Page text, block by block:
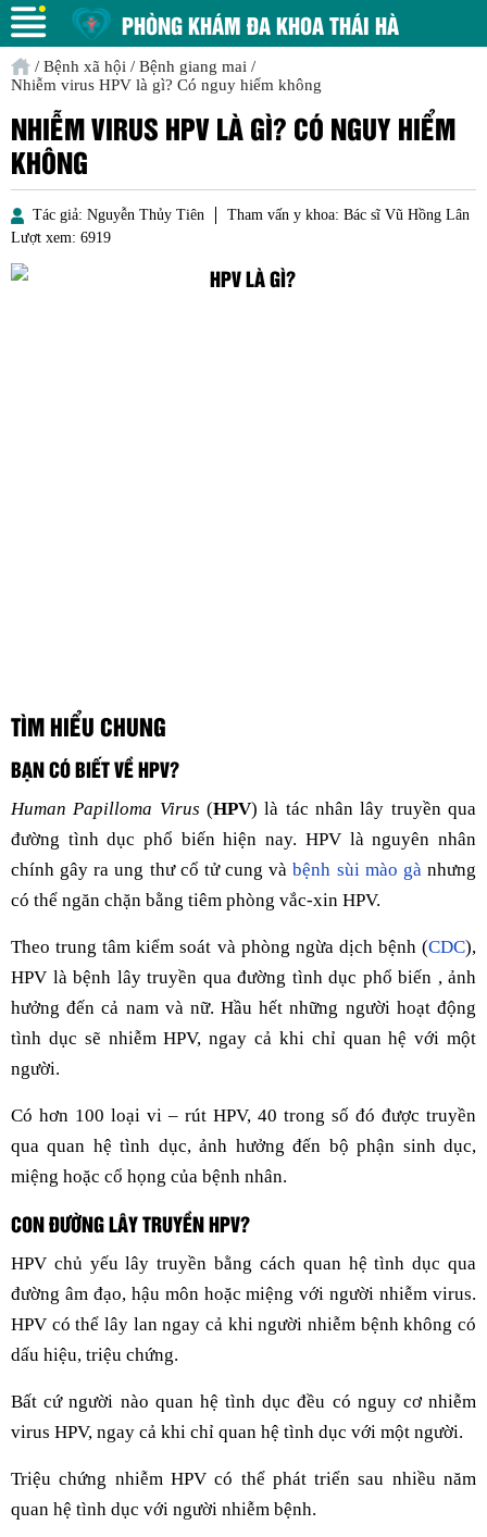
PHÒNG KHÁM ĐA KHOA THÁI HÀ
/ Bệnh xã hội / Bệnh giang mai /
Nhiễm virus HPV là gì? Có nguy hiểm không
NHIỄM VIRUS HPV LÀ GÌ? CÓ NGUY HIỂM
KHÔNG
Tác giả: Nguyễn Thủy Tiên Tham vấn y khoa: Bác sĩ Vũ Hồng Lân
Lượt xem: 6919
TÌM HIỂU CHUNG
BẠN CÓ BIẾT VỀ HPV?
Human Papilloma Virus (HPV) là tác nhân lây truyền qua
đường tình dục phổ biến hiện nay. HPV là nguyên nhân
chính gây ra ung thư cổ tử cung vàbệnh sùi mào gànhưng
có thể ngăn chặn bằng tiêm phòng vắc-xin HPV.
Theo trung tâm kiểm soát và phòng ngừa dịch bệnh (CDC),
HPV là bệnh lây truyền qua đường tình dục phổ biến , ảnh
hưởng đến cả nam và nữ. Hầu hết những người hoạt động
tình dục sẽ nhiễm HPV, ngay cả khi chỉ quan hệ với một
người.
Có hơn 100 loại vi – rút HPV, 40 trong số đó được truyền
qua quan hệ tình dục, ảnh hưởng đến bộ phận sinh dục,
miệng hoặc cổ họng của bệnh nhân.
CON ĐƯỜNG LÂY TRUYỀN HPV?
HPV chủ yếu lây truyền bằng cách quan hệ tình dục qua
đường âm đạo, hậu môn hoặc miệng với người nhiễm virus.
HPV có thể lây lan ngay cả khi người nhiễm bệnh không có
dấu hiệu, triệu chứng.
Bất cứ người nào quan hệ tình dục đều có nguy cơ nhiễm
virus HPV, ngay cả khi chỉ quan hệ tình dục với một người.
Triệu chứng nhiễm HPV có thể phát triển sau nhiều năm
quan hệ tình dục với người nhiễm bệnh.